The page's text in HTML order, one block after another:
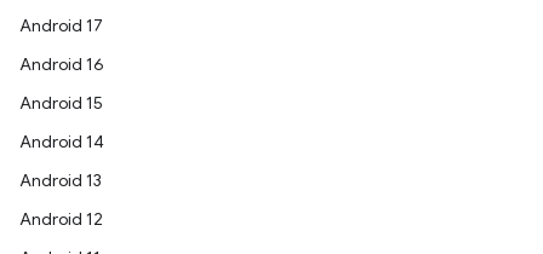
Android 17
Android 16
Android 15
Android 14
Android 13
Android 12